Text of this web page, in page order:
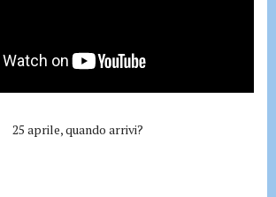
25 aprile, quando arrivi?